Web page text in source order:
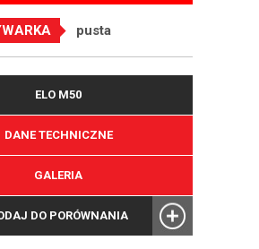
pusta
ELO M50
DANE TECHNICZNE
GALERIA
DO PORÓWNANIA